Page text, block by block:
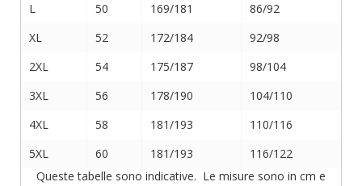
L
50 169/181
86/92
XL
52 172/184
92/98
2XL
54 175/187
98/104
3XL
56 178/190
104/110
4XL
58 181/193
110/116
5XL
60 181/193
116/122
Queste tabelle sono indicative. Le misure sono in cm e